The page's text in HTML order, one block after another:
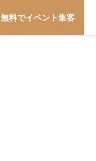
無料でイベント集客